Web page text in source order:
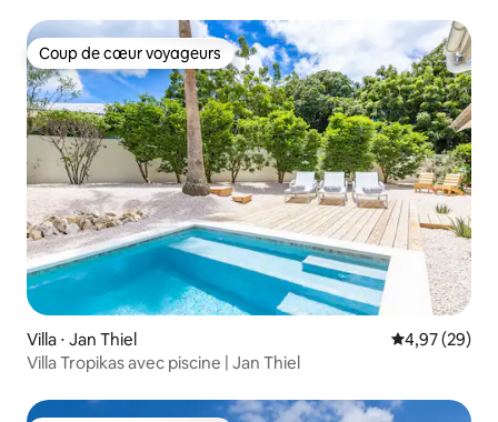
Coup de cœur voyageurs
Coup de cœur voyageurs
Villa ⋅ Jan Thiel Évaluation
4,97 (29)
Villa Tropikas avec piscine | Jan Thiel